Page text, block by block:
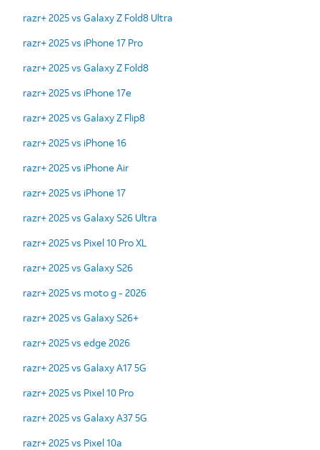
razr+ 2025 vs Galaxy Z Fold8 Ultra
razr+ 2025 vs iPhone 17 Pro
razr+ 2025 vs Galaxy Z Fold8
razr+ 2025 vs iPhone 17e
razr+ 2025 vs Galaxy Z Flip8
razr+ 2025 vs iPhone 16
razr+ 2025 vs iPhone Air
razr+ 2025 vs iPhone 17
razr+ 2025 vs Galaxy S26 Ultra
razr+ 2025 vs Pixel 10 Pro XL
razr+ 2025 vs Galaxy S26
razr+ 2025 vs moto g - 2026
razr+ 2025 vs Galaxy S26+
razr+ 2025 vs edge 2026
razr+ 2025 vs Galaxy A17 5G
razr+ 2025 vs Pixel 10 Pro
razr+ 2025 vs Galaxy A37 5G
razr+ 2025 vs Pixel 10a